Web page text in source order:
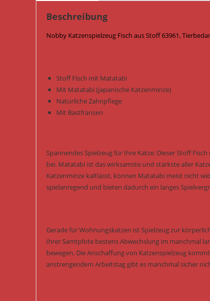
Beschreibung
Nobby Katzenspielzeug Fisch aus Stoff 63961,
Stoff Fisch mit Matatabi
Mit Matatabi (japanische Katzenminze)
Natürliche Zahnpflege
Mit Bastfransen
Spannendes Spielzeug für Ihre Katze: Dieser Stoff
bei. Matatabi ist das wirksamste und stärkste aller
Katzenminze kaltlässt, können Matatabi meist nicht
spielanregend und bieten dadurch ein langes
Gerade für Wohnungskatzen ist Spielzeug zur
Ihrer Samtpfote bestens Abwechslung im manchmal
bewegen. Die Anschaffung von Katzenspielzeug
anstrengendem Arbeitstag gibt es manchmal sicher